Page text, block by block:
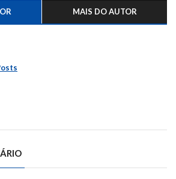
MAIS DO AUTOR